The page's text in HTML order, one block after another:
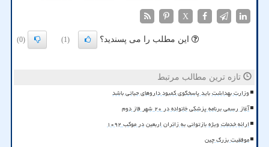
X
این مطلب را می پسندید؟ (1)
(0)
تازه ترین مطالب مرتبط
وزارت بهداشت باید پاسخگوی کمبود داروهای حیاتی باشد
آغاز رسمی برنامه پزشکی خانواده در ۲۰ شهر فاز دوم
ارائه خدمات ویژه بازتوانی به زائران اربعین در موکب ۱۰۹۲
موفقیت بزرگ چین